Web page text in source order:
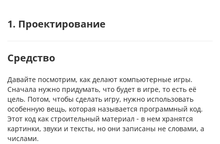
1. Проектирование
Средство
Давайте посмотрим, как делают компьютерные игры.
Сначала нужно придумать, что будет в игре, то есть её
цель. Потом, чтобы сделать игру, нужно использовать
особенную вещь, которая называется программный код.
Этот код как строительный материал - в нем хранятся
картинки, звуки и тексты, но они записаны не словами, а
числами.